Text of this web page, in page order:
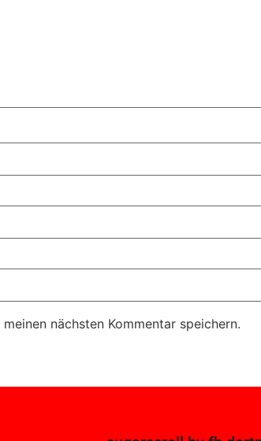
nächsten Kommentar speichern.